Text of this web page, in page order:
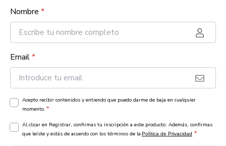
Nombre *
Email*
Acepto recibir contenidos y entiendo que puedo darme de baja en cualquier
momento. *
Al clicar en Registrar, confirmas tu inscripción a este producto. Además, confirmas
que leíste y estás de acuerdo con los términos de la Política de Privacidad *